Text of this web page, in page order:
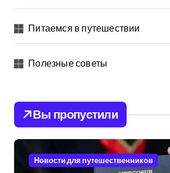
Питаемся в путешествии
Полезные советы
Вы пропустили
Новости для путешественников